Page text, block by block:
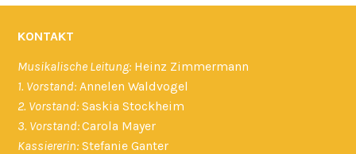
KONTAKT
Musikalische Leitung: Heinz Zimmermann
1. Vorstand: Annelen Waldvogel
2. Vorstand: Saskia Stockheim
3. Vorstand:Carola Mayer
Kassiererin: Stefanie Ganter